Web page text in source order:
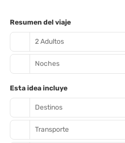
Resumen del viaje
2 Adultos
Noches
Esta idea incluye
Destinos
Transporte